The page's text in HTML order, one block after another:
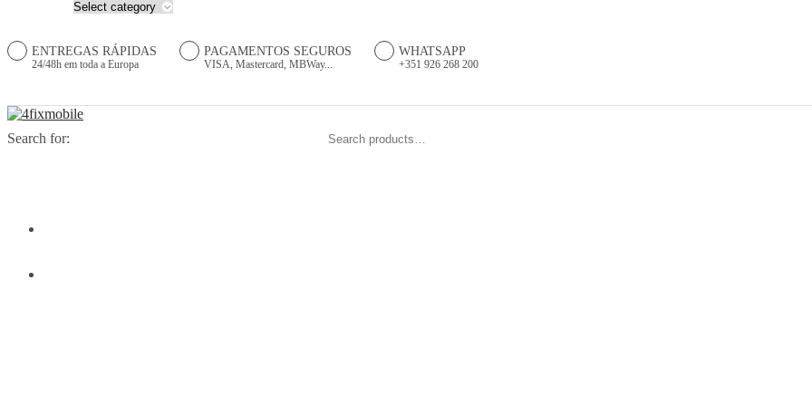
ENTREGAS RÁPIDAS
24/48h em toda a Europa
PAGAMENTOS SEGUROS
VISA, Mastercard, MBWay...
WHATSAPP
+351 926 268 200
Search for: